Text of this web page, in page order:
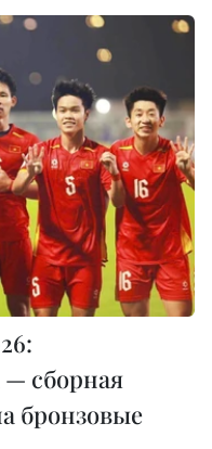
— сборная
бронзовые